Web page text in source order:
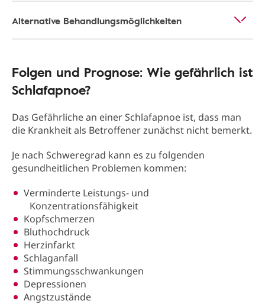
Alternative Behandlungsmöglichkeiten
Folgen und Prognose: Wie gefährlich ist
Schlafapnoe?
Das Gefährliche an einer Schlafapnoe ist, dass man
die Krankheit als Betroffener zunächst nicht bemerkt.
Je nach Schweregrad kann es zu folgenden
gesundheitlichen Problemen kommen:
Verminderte Leistungs- und
Konzentrationsfähigkeit
Kopfschmerzen
Bluthochdruck
Herzinfarkt
Schlaganfall
Stimmungsschwankungen
Depressionen
Angstzustände